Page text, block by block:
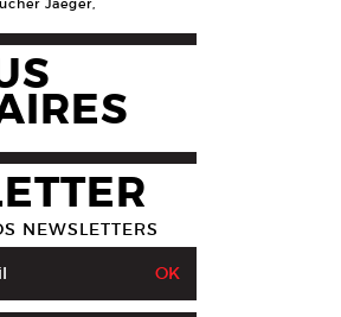
Jaeger,
NEWSLETTERS